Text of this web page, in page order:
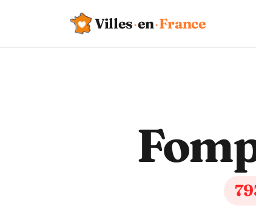
Villes·en·France